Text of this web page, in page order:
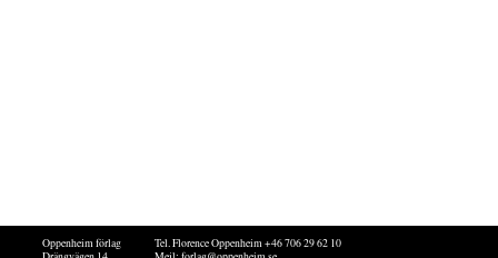
Oppenheim förlag
Tel. Florence Oppenheim +46 706 29 62 10